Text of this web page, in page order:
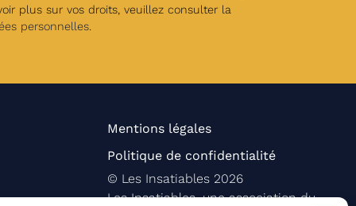
plus sur vos droits, veuillez consulter la
personnelles
Mentions légales
Politique de confidentialité
© Les Insatiables2026
Les Insatiables, une association du